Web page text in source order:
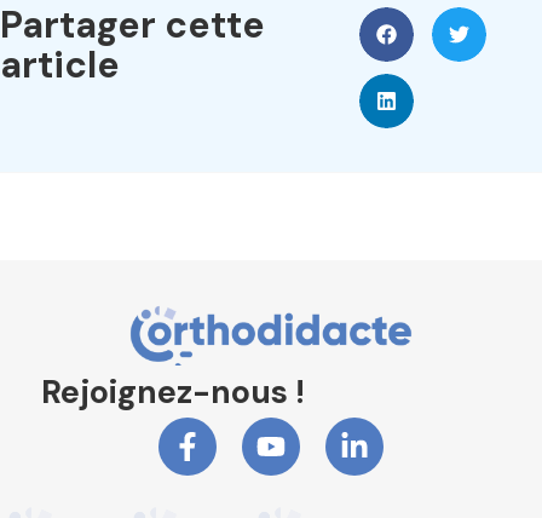
Partager cette
article
Rejoignez-nous !